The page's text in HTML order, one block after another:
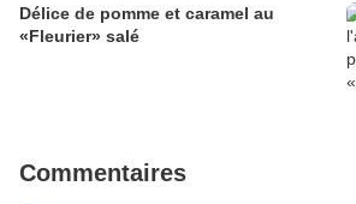
Délice de pomme et caramel au
«Fleurier» salé
Commentaires